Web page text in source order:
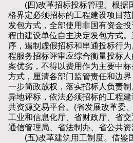
(四)改革招标投标管理。根据
格界定必须招标的工程建设项目
发包方式，全部使用非国有资金
程由建设单位自主决定发包方式
序，遏制虚假招标和串通投标行
程服务招标评审应综合衡量投标
案优劣，不得以费用作为主要中
方式，厘清各部门监管责任和边
一步简政放权，落实招标人负责
异地评标，依法必须招标的工程
共资源交易平台。(省发展改革委
工业和信息化厅、省财政厅、省
通信管理局、省法制办、省公共
(五)改革建筑用工制度。借鉴